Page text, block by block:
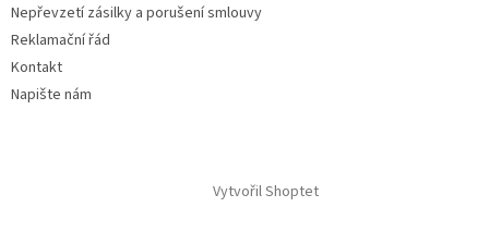
Nepřevzetí zásilky a porušení smlouvy
Reklamační řád
Kontakt
Napište nám
Vytvořil Shoptet